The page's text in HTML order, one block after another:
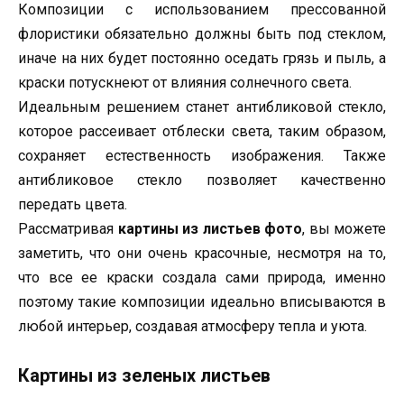
Композиции с использованием прессованной
флористики обязательно должны быть под стеклом,
иначе на них будет постоянно оседать грязь и пыль, а
краски потускнеют от влияния солнечного света.
Идеальным решением станет антибликовой стекло,
которое рассеивает отблески света, таким образом,
сохраняет естественность изображения. Также
антибликовое стекло позволяет качественно
передать цвета.
Рассматривая картины из листьев фото, вы можете
заметить, что они очень красочные, несмотря на то,
что все ее краски создала сами природа, именно
поэтому такие композиции идеально вписываются в
любой интерьер, создавая атмосферу тепла и уюта.
Картины из зеленых листьев